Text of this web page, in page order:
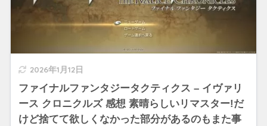
2026年1月12日
ファイナルファンタジータクティクス – イヴァリ
ース クロニクルズ 感想 素晴らしいリマスター!だ
けど捨てて欲しくなかった部分があるのもまた事